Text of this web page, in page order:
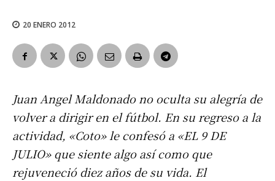
20 ENERO 2012
Juan Angel Maldonado no oculta su alegría de
volver a dirigir en el fútbol. En su regreso a la
actividad, «Coto» le confesó a «EL 9 DE
JULIO» que siente algo así como que
rejuveneció diez años de su vida. El